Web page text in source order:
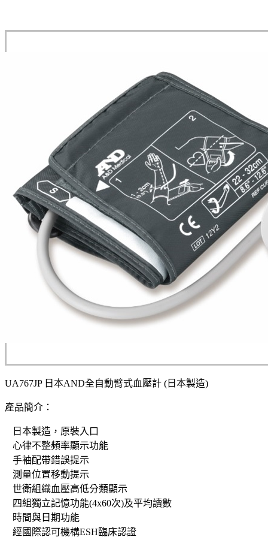
UA767JP 日本AND全自動臂式血壓計 (日本製造)
產品簡介：
日本製造，原裝入口
心律不整頻率顯示功能
手袖配帶錯誤提示
測量位置移動提示
世衛組織血壓高低分類顯示
四組獨立記憶功能(4x60次)及平均讀數
時間與日期功能
經國際認可機構ESH臨床認證